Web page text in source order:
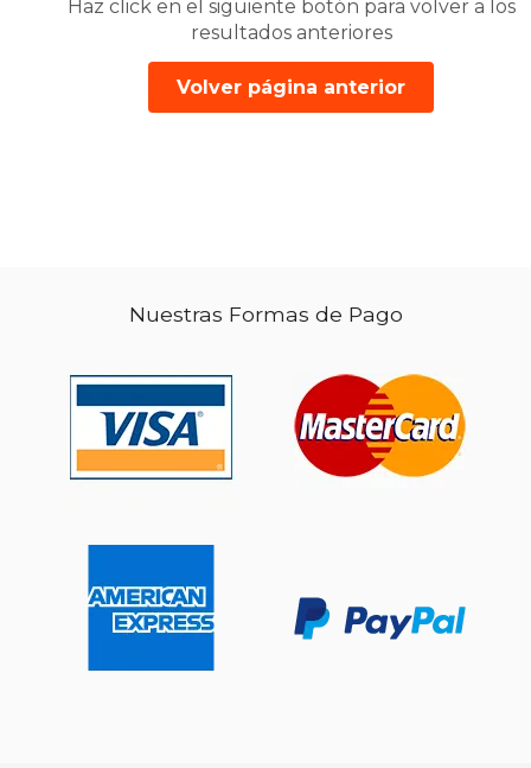
Haz click en el siguiente botón para volver a los
resultados anteriores
Volver página anterior
Nuestras Formas de Pago